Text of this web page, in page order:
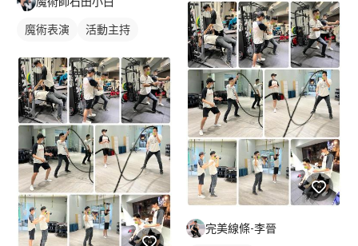
魔術表演 活動主持
完美線條-李晉